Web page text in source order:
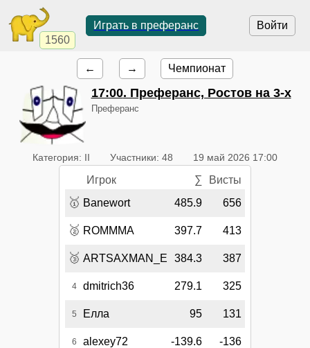
1560
Войти
Играть в преферанс
← → Чемпионат
17:00. Преферанс, Ростов на 3-х
Преферанс
Категория: II Участники: 48 19 май 2026 17:00
Игрок ∑ Висты
🥇 Banewort 485.9 656
🥈 ROMMMA 397.7 413
🥉 ARTSAXMAN_E 384.3 387
4 dmitrich36 279.1 325
5 Елла 95 131
6 alexey72 -139.6 -136